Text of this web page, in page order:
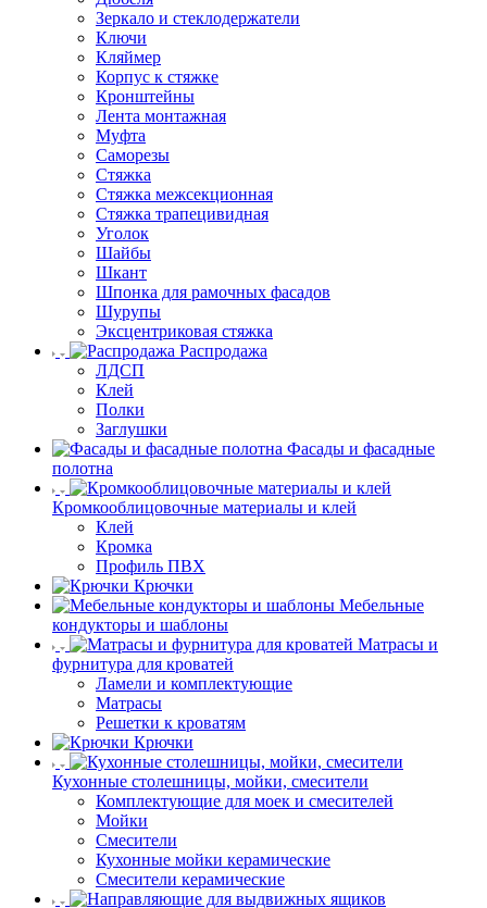
Зеркало и стеклодержатели
Ключи
Кляймер
Корпус к стяжке
Кронштейны
Лента монтажная
Муфта
Саморезы
Стяжка
Стяжка межсекционная
Стяжка трапецивидная
Уголок
Шайбы
Шкант
Шпонка для рамочных фасадов
Шурупы
Эксцентриковая стяжка
Распродажа
ЛДСП
Клей
Полки
Заглушки
Фасады и фасадные
полотна
Кромкооблицовочные материалы и клей
Клей
Кромка
Профиль ПВХ
Крючки
Мебельные
кондукторы и шаблоны
Матрасы и
фурнитура для кроватей
Ламели и комплектующие
Матрасы
Решетки к кроватям
Крючки
Кухонные столешницы, мойки, смесители
Комплектующие для моек и смесителей
Мойки
Смесители
Кухонные мойки керамические
Смесители керамические